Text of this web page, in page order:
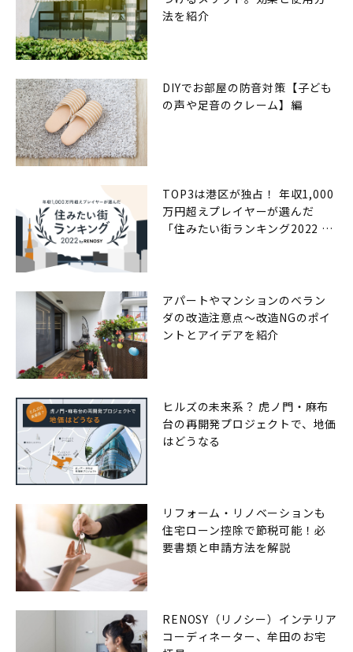
法を紹介
DIYでお部屋の防音対策【子ども
の声や足音のクレーム】編
TOP3は港区が独占！ 年収1,000
万円超えプレイヤーが選んだ
「住みたい街ランキング2022 by
アパートやマンションのベラン
ダの改造注意点〜改造NGのポイ
ントとアイデアを紹介
ヒルズの未来系？ 虎ノ門・麻布
台の再開発プロジェクトで、地価
はどうなる
リフォーム・リノベーションも
住宅ローン控除で節税可能！必
要書類と申請方法を解説
RENOSY（リノシー）インテリア
コーディネーター、牟田のお宅